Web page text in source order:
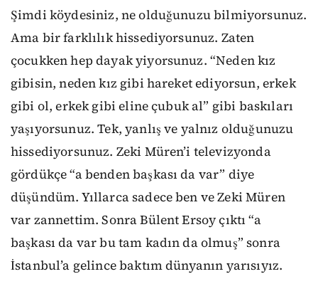
Şimdi köydesiniz, ne olduğunuzu bilmiyorsunuz.
Ama bir farklılık hissediyorsunuz. Zaten
çocukken hep dayak yiyorsunuz. “Neden kız
gibisin, neden kız gibi hareket ediyorsun, erkek
gibi ol, erkek gibi eline çubuk al” gibi baskıları
yaşıyorsunuz. Tek, yanlış ve yalnız olduğunuzu
hissediyorsunuz. Zeki Müren’i televizyonda
gördükçe “a benden başkası da var” diye
düşündüm. Yıllarca sadece ben ve Zeki Müren
var zannettim. Sonra Bülent Ersoy çıktı “a
başkası da var bu tam kadın da olmuş” sonra
İstanbul’a gelince baktım dünyanın yarısıyız.